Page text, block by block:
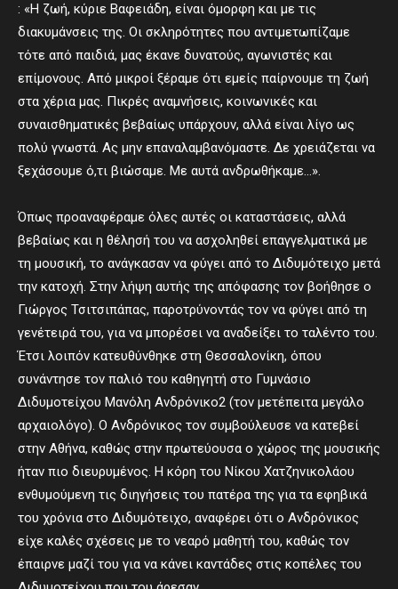
: «Η ζωή, κύριε Βαφειάδη, είναι όμορφη και με τις
διακυμάνσεις της. Οι σκληρότητες που αντιμετωπίζαμε
τότε από παιδιά, μας έκανε δυνατούς, αγωνιστές και
επίμονους. Από μικροί ξέραμε ότι εμείς παίρνουμε τη ζωή
στα χέρια μας. Πικρές αναμνήσεις, κοινωνικές και
συναισθηματικές βεβαίως υπάρχουν, αλλά είναι λίγο ως
πολύ γνωστά. Ας μην επαναλαμβανόμαστε. Δε χρειάζεται να
ξεχάσουμε ό,τι βιώσαμε. Με αυτά ανδρωθήκαμε…».
Όπως προαναφέραμε όλες αυτές οι καταστάσεις, αλλά
βεβαίως και η θέλησή του να ασχοληθεί επαγγελματικά με
τη μουσική, το ανάγκασαν να φύγει από το Διδυμότειχο μετά
την κατοχή. Στην λήψη αυτής της απόφασης τον βοήθησε ο
Γιώργος Τσιτσιπάπας, παροτρύνοντάς τον να φύγει από τη
γενέτειρά του, για να μπορέσει να αναδείξει το ταλέντο του.
Έτσι λοιπόν κατευθύνθηκε στη Θεσσαλονίκη, όπου
συνάντησε τον παλιό του καθηγητή στο Γυμνάσιο
Διδυμοτείχου Μανόλη Ανδρόνικο2 (τον μετέπειτα μεγάλο
αρχαιολόγο). Ο Ανδρόνικος τον συμβούλευσε να κατεβεί
στην Αθήνα, καθώς στην πρωτεύουσα ο χώρος της μουσικής
ήταν πιο διευρυμένος. Η κόρη του Νίκου Χατζηνικολάου
ενθυμούμενη τις διηγήσεις του πατέρα της για τα εφηβικά
του χρόνια στο Διδυμότειχο, αναφέρει ότι ο Ανδρόνικος
είχε καλές σχέσεις με το νεαρό μαθητή του, καθώς τον
έπαιρνε μαζί του για να κάνει καντάδες στις κοπέλες του